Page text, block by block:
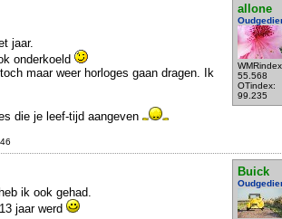
allone
55.568
OTindex:
99.235
jaar.
onderkoeld
maar weer horloges gaan dragen. Ik
die je leef-tijd aangeven
Buick
ik ook gehad.
jaar werd